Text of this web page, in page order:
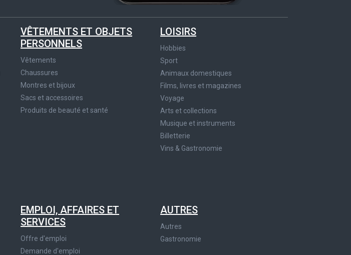
VÊTEMENTS ET OBJETS
PERSONNELS
Vêtements
Chaussures
Montres et bijoux
Sacs et accessoires
Produits de beauté et santé
LOISIRS
Hobbies
Sport
Animaux domestiques
Films, livres et magazines
Voyage
Arts et collections
Musique et instruments
Billetterie
Vins & Gastronomie
EMPLOI, AFFAIRES ET
SERVICES
Offre d'emploi
Demande d'emploi
AUTRES
Autres
Gastronomie